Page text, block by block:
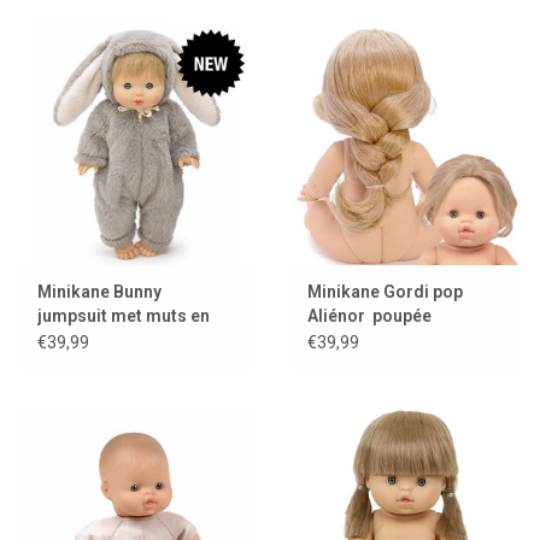
Minikane Bunny
jumpsuit met muts en
kledinghanger voor
€39,99
Minikane Gordi pop
Aliénor poupée
exclusive Minikane
€39,99